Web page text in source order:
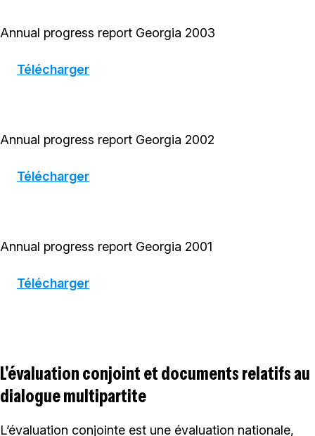
Annual progress report Georgia 2003
Télécharger
Annual progress report Georgia 2002
Télécharger
Annual progress report Georgia 2001
Télécharger
L'évaluation conjoint et documents relatifs au
dialogue multipartite
L’évaluation conjointe est une évaluation nationale,